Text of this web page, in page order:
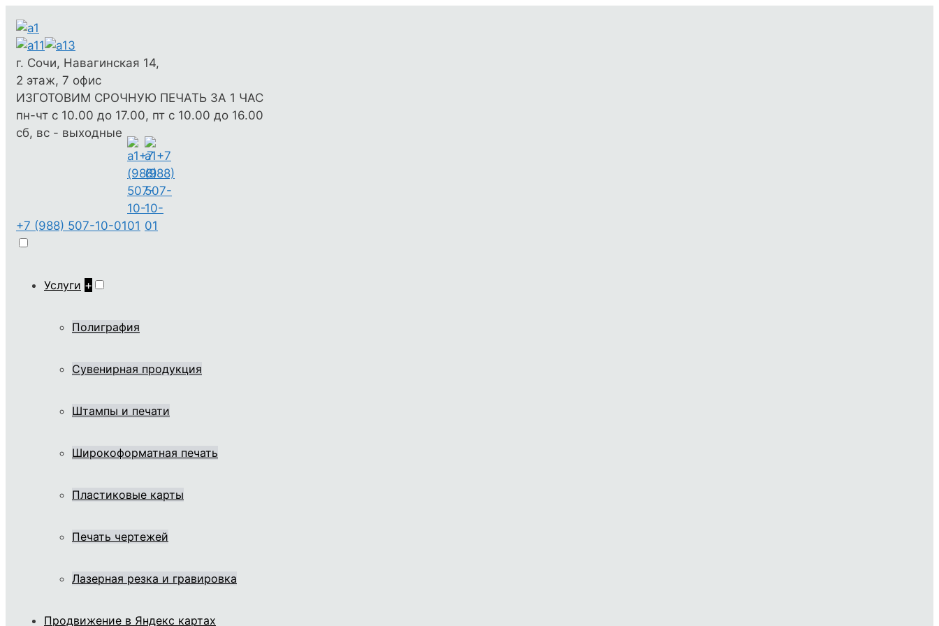
г. Сочи, Навагинская 14,
2 этаж, 7 офис
ИЗГОТОВИМ СРОЧНУЮ ПЕЧАТЬ ЗА 1 ЧАС
пн-чт с 10.00 до 17.00, пт с 10.00 до 16.00
сб, вс - выходные
+7 (988) 507-10-01
Услуги +
Полиграфия
Сувенирная продукция
Штампы и печати
Широкоформатная печать
Пластиковые карты
Печать чертежей
Лазерная резка и гравировка
Продвижение в Яндекс картах